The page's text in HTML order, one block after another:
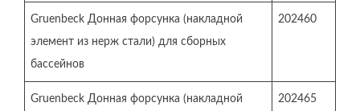
Gruenbeck Донная форсунка (накладной
элемент из нерж стали) для сборных
бассейнов
202460
Gruenbeck Донная форсунка (накладной 202465